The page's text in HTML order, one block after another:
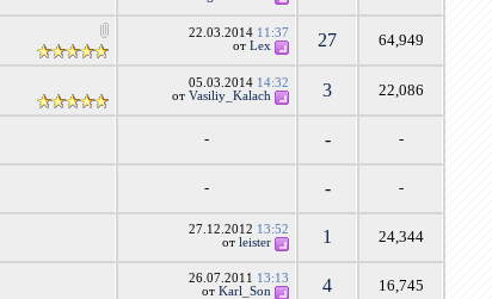
22.03.2014 11:37
отLex 27 64,949
05.03.2014 14:32
отVasiliy_Kalach 3 22,086
- - -
- - -
27.12.2012 13:52
отleister 1 24,344
26.07.2011 13:13
отKarl_Son 4 16,745